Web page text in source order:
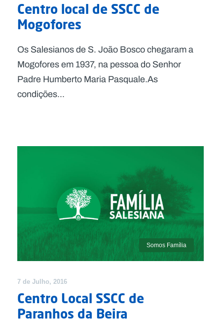
Centro local de SSCC de
Mogofores
Os Salesianos de S. João Bosco chegaram a
Mogofores em 1937, na pessoa do Senhor
Padre Humberto Maria Pasquale.As
condições...
Somos Família
7 de Julho, 2016
Centro Local SSCC de
Paranhos da Beira